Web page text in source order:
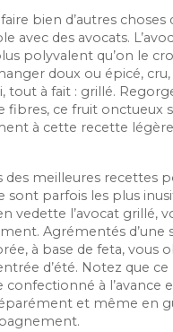
bien d’autres choses
avec des avocats.
polyvalent qu’on le
doux ou épicé,
tout à fait : grillé.
fibres, ce fruit onctueux
à cette recette
des meilleures recettes
sont parfois les plus
vedette l’avocat grillé,
Agrémentés d’une
à base de feta, vous
d’été. Notez que
confectionné à l’avance
et même en